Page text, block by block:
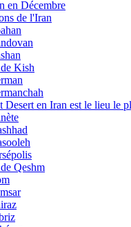
en Décembre
de l'Iran
Kish
Desert en Iran est le lieu le
Qeshm